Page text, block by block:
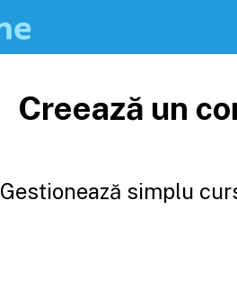
Creează un
Gestionează simplu